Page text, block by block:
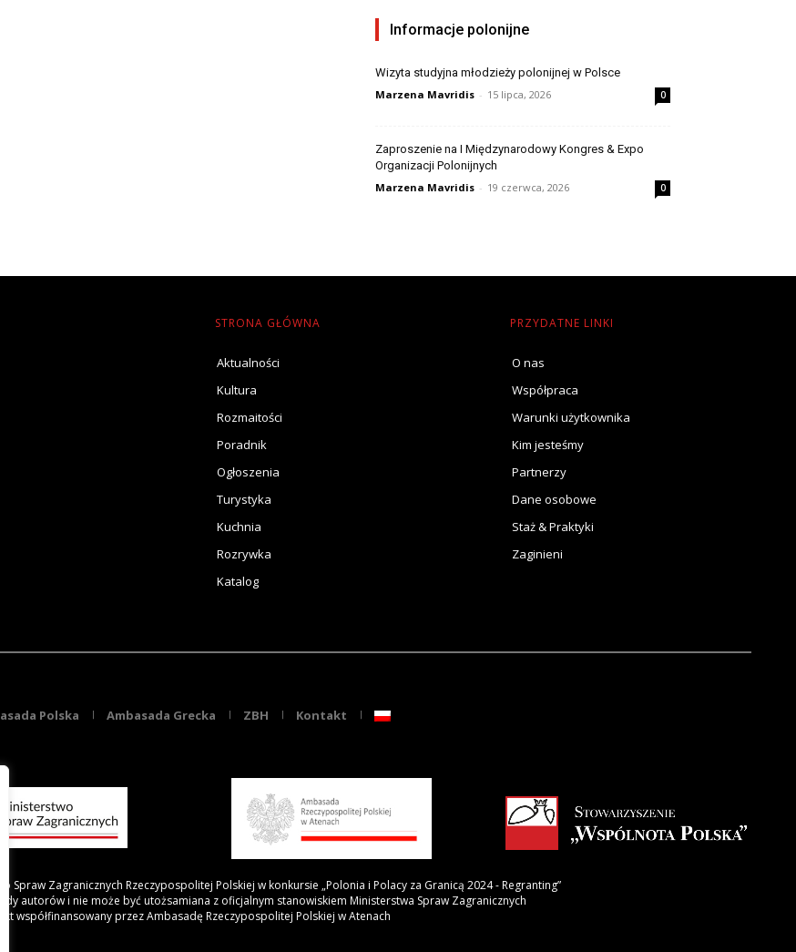
Informacje polonijne
Wizyta studyjna młodzieży polonijnej w Polsce
Marzena Mavridis - 15 lipca, 2026 0
Zaproszenie na I Międzynarodowy Kongres & Expo
Organizacji Polonijnych
Marzena Mavridis - 19 czerwca, 2026 0
STRONA GŁÓWNA
Aktualności
Kultura
Rozmaitości
Poradnik
Ogłoszenia
Turystyka
Kuchnia
Rozrywka
Katalog
PRZYDATNE LINKI
O nas
Współpraca
Warunki użytkownika
Kim jesteśmy
Partnerzy
Dane osobowe
Staż & Praktyki
Zaginieni
Polska Ambasada Grecka ZBH Kontakt
Spraw Zagranicznych Rzeczypospolitej Polskiej w konkursie „Polonia i Polacy za Granicą 2024 - Regranting”
autorów i nie może być utożsamiana z oficjalnym stanowiskiem Ministerstwa Spraw Zagranicznych
współfinansowany przez Ambasadę Rzeczypospolitej Polskiej w Atenach